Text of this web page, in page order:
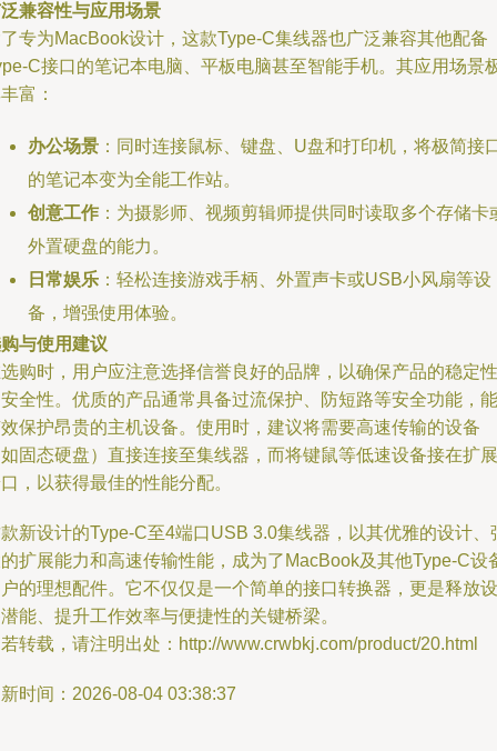
兼容性与应用场景
专为MacBook设计，这款Type-C集线器也广泛兼容其他配备
C接口的笔记本电脑、平板电脑甚至智能手机。其应用场景
富：
办公场景 ：同时连接鼠标、键盘、U盘和打印机，将极简接
的笔记本变为全能工作站。
创意工作 ：为摄影师、视频剪辑师提供同时读取多个存储卡
外置硬盘的能力。
日常娱乐 ：轻松连接游戏手柄、外置声卡或USB小风扇等设
备，增强使用体验。
与使用建议
购时，用户应注意选择信誉良好的品牌，以确保产品的稳定性
全性。优质的产品通常具备过流保护、防短路等安全功能，能
保护昂贵的主机设备。使用时，建议将需要高速传输的设备
固态硬盘）直接连接至集线器，而将键鼠等低速设备接在扩展
，以获得最佳的性能分配。
新设计的Type-C至4端口USB 3.0集线器，以其优雅的设计、
扩展能力和高速传输性能，成为了MacBook及其他Type-C设
的理想配件。它不仅仅是一个简单的接口转换器，更是释放设
能、提升工作效率与便捷性的关键桥梁。
转载，请注明出处：http://www.crwbkj.com/product/20.html
时间：2026-08-04 03:38:37